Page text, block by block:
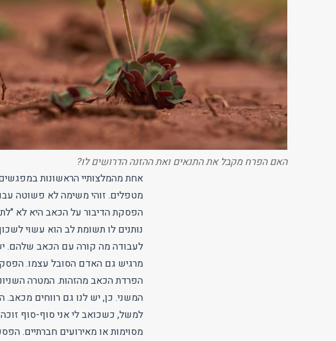
האם הפרח מקבל את התנאים ואת ההזנה הדרושים לו?
אחת מהמלצותיי הראשונות
מטפלים. זוהי משימה לא פשוטה
הפסקת הדיבור על הכאב היא לא
נותנים לו תשומת לב הוא עשוי
לעבודה מה קורה עם הכאב שלהם.
מרגיש גם האדם הסובל עצמו.
הפרדת הכאב מהזהות. המטרה
המשני. כן, יש לנו גם רווחים
למשל, כשכואב לי אני סוף-סוף
מסוימות או מאירועים חברתיים.